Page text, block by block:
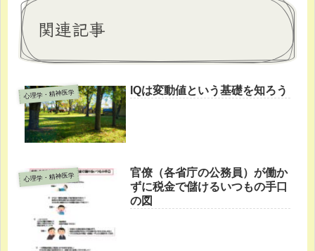
関連記事
心理学・精神医学 IQは変動値という基礎を知ろう
心理学・精神医学
官僚（各省庁の公務員）が働か
ずに税金で儲けるいつもの手口
の図